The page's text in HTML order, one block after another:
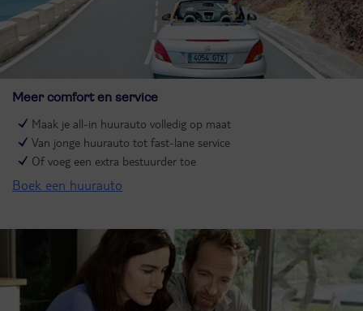
Meer comfort en service
Maak je all-in huurauto volledig op maat
Van jonge huurauto tot fast-lane service
Of voeg een extra bestuurder toe
Boek een huurauto